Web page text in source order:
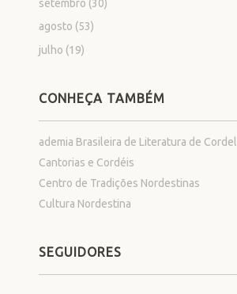
setembro (30)
agosto (53)
julho (19)
CONHEÇA TAMBÉM
ademia Brasileira de Literatura de Cordel
Cantorias e Cordéis
Centro de Tradições Nordestinas
Cultura Nordestina
SEGUIDORES